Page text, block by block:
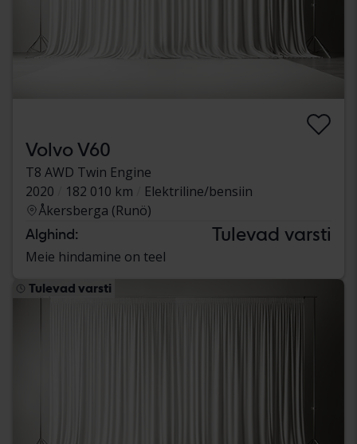
Volvo V60
T8 AWD Twin Engine
2020
182 010 km
Elektriline/bensiin
Åkersberga (Runö)
Alghind: Tulevad varsti
Meie hindamine on teel
Tulevad varsti